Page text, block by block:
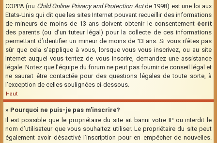
COPPA (ou Child Online Privacy and Protection Actde 1998) est une loi aux
Etats-Unis qui dit que les sites Internet pouvant recueillir des informations
de mineurs de moins de 13 ans doivent obtenir le consentement écrit
des parents (ou d’un tuteur légal) pour la collecte de ces informations
permettant d’identifier un mineur de moins de 13 ans. Si vous n’êtes pas
sûr que cela s’applique à vous, lorsque vous vous inscrivez, ou au site
Internet auquel vous tentez de vous inscrire, demandez une assistance
légale. Notez que l’équipe du forum ne peut pas fournir de conseil légal et
ne saurait être contactée pour des questions légales de toute sorte, à
l’exception de celles soulignées ci-dessous.
Haut
» Pourquoi ne puis-je pas m’inscrire?
Il est possible que le propriétaire du site ait banni votre IP ou interdit le
nom d’utilisateur que vous souhaitez utiliser. Le propriétaire du site peut
également avoir désactivé l’inscription pour en empêcher de nouvelles.